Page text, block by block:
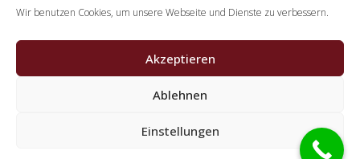
Wir benutzen Cookies, um unsere Webseite und Dienste zu verbessern.
Akzeptieren
Ablehnen
Einstellungen
Schlüsseldienst Spezialisten?